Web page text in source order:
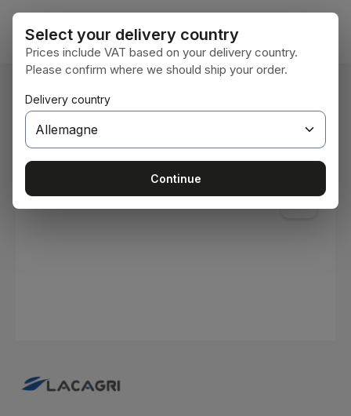
Passer au contenu principal
Vous êtes ici : Accueil
Peintures et vernis
Ignorer la galerie d'images
Select your delivery country
Prices include VAT based on your delivery country.
Please confirm where we should ship your order.
Delivery country
Continue